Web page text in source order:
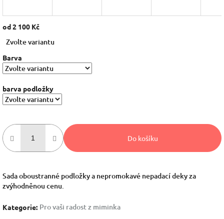
od2 100 Kč
cena:
Zvolte variantu
Barva
barva podložky
Do košíku
Sada oboustranné podložky a nepromokavé nepadací deky za
zvýhodněnou cenu.
Kategorie: Pro vaši radost z miminka